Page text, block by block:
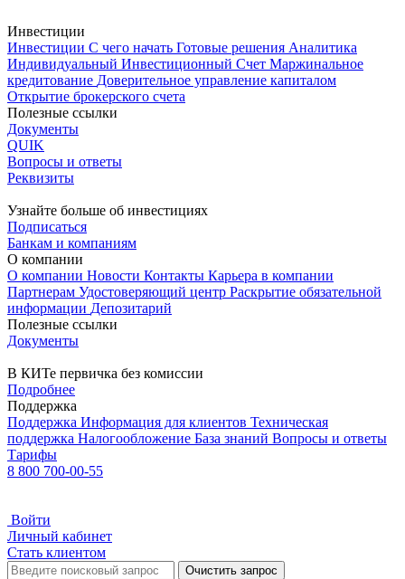
Инвестиции
Инвестиции С чего начать Готовые решения Аналитика
Индивидуальный Инвестиционный Счет Маржинальное
кредитование Доверительное управление капиталом
Открытие брокерского счета
Полезные ссылки
Документы
QUIK
Вопросы и ответы
Реквизиты
Узнайте больше об инвестициях
Подписаться
Банкам и компаниям
О компании
О компании Новости Контакты Карьера в компании
Партнерам Удостоверяющий центр Раскрытие обязательной
информации Депозитарий
Полезные ссылки
Документы
В КИТе первичка без комиссии
Подробнее
Поддержка
Поддержка Информация для клиентов Техническая
поддержка Налогообложение База знаний Вопросы и ответы
Тарифы
8 800 700-00-55
Войти
Личный кабинет
Стать клиентом
Очистить запрос